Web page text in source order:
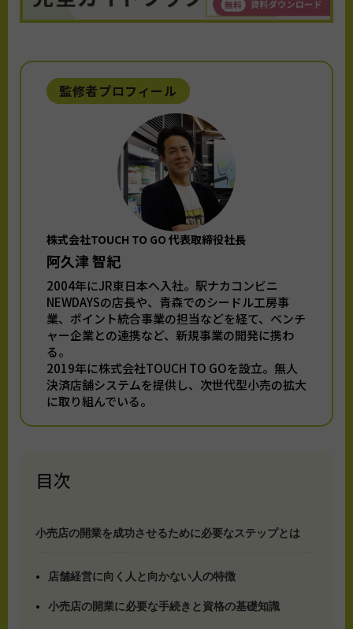
監修者プロフィール
株式会社TOUCH TO GO 代表取締役社長
阿久津 智紀
2004年にJR東日本へ入社。駅ナカコンビニ
NEWDAYSの店長や、青森でのシードル工房事
業、ポイント統合事業の担当などを経て、ベンチ
ャー企業との連携など、新規事業の開発に携わ
る。
2019年に株式会社TOUCH TO GOを設立。無人
決済店舗システムを提供し、次世代型小売の拡大
に取り組んでいる。
目次
小売店の開業を成功させるために必要なステップとは
店舗経営に向く人と向かない人の特徴
小売店の開業に必要な手続きと資格の基礎知識